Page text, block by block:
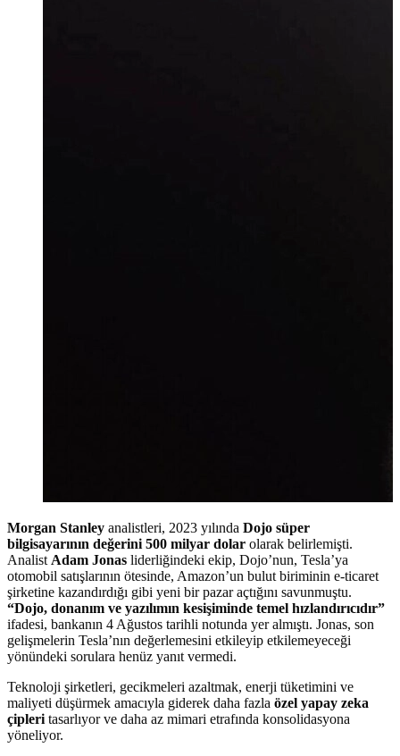
Morgan Stanley analistleri, 2023 yılında Dojo süper
bilgisayarının değerini 500 milyar dolar olarak belirlemişti.
Analist Adam Jonas liderliğindeki ekip, Dojo’nun, Tesla’ya
otomobil satışlarının ötesinde, Amazon’un bulut biriminin e-ticaret
şirketine kazandırdığı gibi yeni bir pazar açtığını savunmuştu.
“Dojo, donanım ve yazılımın kesişiminde temel hızlandırıcıdır”
ifadesi, bankanın 4 Ağustos tarihli notunda yer almıştı. Jonas, son
gelişmelerin Tesla’nın değerlemesini etkileyip etkilemeyeceği
yönündeki sorulara henüz yanıt vermedi.
Teknoloji şirketleri, gecikmeleri azaltmak, enerji tüketimini ve
maliyeti düşürmek amacıyla giderek daha fazla özel yapay zeka
çipleri tasarlıyor ve daha az mimari etrafında konsolidasyona
yöneliyor.